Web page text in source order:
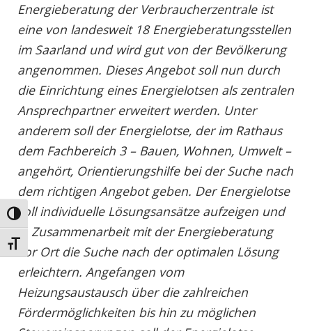
Umschalten auf hohe Kontraste
Schrift vergrößern
Energieberatung der Verbraucherzentrale ist
eine von landesweit 18 Energieberatungsstellen
im Saarland und wird gut von der Bevölkerung
angenommen. Dieses Angebot soll nun durch
die Einrichtung eines Energielotsen als zentralen
Ansprechpartner erweitert werden. Unter
anderem soll der Energielotse, der im Rathaus
dem Fachbereich 3 – Bauen, Wohnen, Umwelt –
angehört, Orientierungshilfe bei der Suche nach
dem richtigen Angebot geben. Der Energielotse
soll individuelle Lösungsansätze aufzeigen und
in Zusammenarbeit mit der Energieberatung
vor Ort die Suche nach der optimalen Lösung
erleichtern. Angefangen vom
Heizungsaustausch über die zahlreichen
Fördermöglichkeiten bis hin zu möglichen